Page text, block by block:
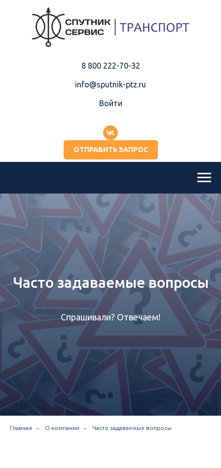
8 800 222-70-32
info@sputnik-ptz.ru
Войти
ОТПРАВИТЬ ЗАПРОС
Часто задаваемые вопросы
Спрашивали? Отвечаем!
Главная → О компании → Часто задаваемые вопросы